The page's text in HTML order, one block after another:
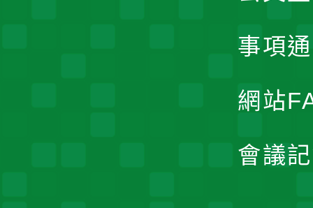
事項
網站
會議